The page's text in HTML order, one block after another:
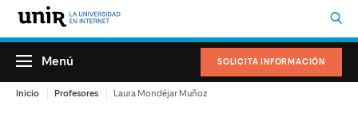
SOLICITA INFORMACIÓN
Menú
Inicio Profesores Laura Mondéjar Muñoz